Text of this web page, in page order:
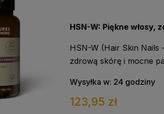
HSN-W: Piękne włosy,
HSN-W (Hair Skin Nails
zdrową skórę i mocne
Wysyłka w: 24 godziny
123,95 zł